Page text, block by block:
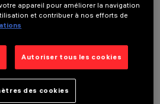
appareil pour améliorer la navigation
et contribuer à nos efforts de
Autoriser tous les cookies
des cookies